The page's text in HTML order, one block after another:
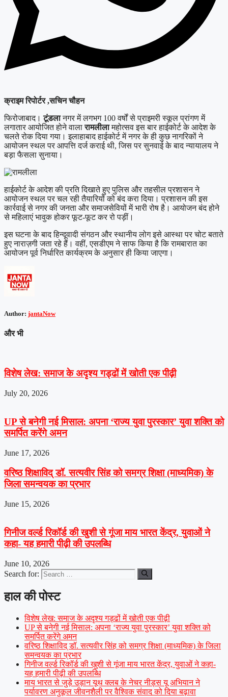
क्राइम रिपोर्टर ,सचिन चौहन
फिरोजाबाद।टूंडलानगर में लगभग 100 वर्षों से प्राइमरी स्कूल प्रांगण में
लगातार आयोजित होने वालारामलीलामहोत्सव इस बार हाईकोर्ट के आदेश के
चलते रोक दिया गया। इलाहाबाद हाईकोर्ट में नगर के ही कुछ नागरिकों ने
आयोजन स्थल पर आपत्ति दर्ज कराई थी, जिस पर सुनवाई के बाद न्यायालय ने
बड़ा फैसला सुनाया।
हाईकोर्ट के आदेश की प्रति दिखाते हुए पुलिस और तहसील प्रशासन ने
आयोजन स्थल पर चल रही तैयारियों को बंद करा दिया। प्रशासन की इस
कार्रवाई से नगर की जनता और समाजसेवियों में भारी रोष है। आयोजन बंद होने
से महिलाएं भावुक होकर फूट-फूट कर रो पड़ीं।
इस घटना के बाद हिन्दूवादी संगठन और स्थानीय लोग इसे आस्था पर चोट बताते
हुए नाराज़गी जता रहे हैं। वहीं, एसडीएम ने साफ किया है कि रामबारात का
आयोजन पूर्व निर्धारित कार्यक्रम के अनुसार ही किया जाएगा।
Author: jantaNow
और भी
विशेष लेख: समाज के अदृश्य गड्ढों में खोती एक पीढ़ी
July 20, 2026
UP से बनेगी नई मिसाल: अपना ‘राज्य युवा पुरस्कार’ युवा शक्ति को
समर्पित करेंगे अमन
June 17, 2026
वरिष्ठ शिक्षाविद् डॉ. सत्यवीर सिंह को समग्र शिक्षा (माध्यमिक) के
जिला समन्वयक का प्रभार
June 15, 2026
गिनीज वर्ल्ड रिकॉर्ड की खुशी से गूंजा माय भारत केंद्र, युवाओं ने
कहा- यह हमारी पीढ़ी की उपलब्धि
June 10, 2026
Search for:
हाल की पोस्ट
विशेष लेख: समाज के अदृश्य गड्ढों में खोती एक पीढ़ी
UP से बनेगी नई मिसाल: अपना ‘राज्य युवा पुरस्कार’ युवा शक्ति को
समर्पित करेंगे अमन
वरिष्ठ शिक्षाविद् डॉ. सत्यवीर सिंह को समग्र शिक्षा (माध्यमिक) के जिला
समन्वयक का प्रभार
गिनीज वर्ल्ड रिकॉर्ड की खुशी से गूंजा माय भारत केंद्र, युवाओं ने कहा-
यह हमारी पीढ़ी की उपलब्धि
माय भारत से जुड़े उड़ान यूथ क्लब के नेचर नीड्स यू अभियान ने
पर्यावरण अनुकूल जीवनशैली पर वैश्विक संवाद को दिया बढ़ावा